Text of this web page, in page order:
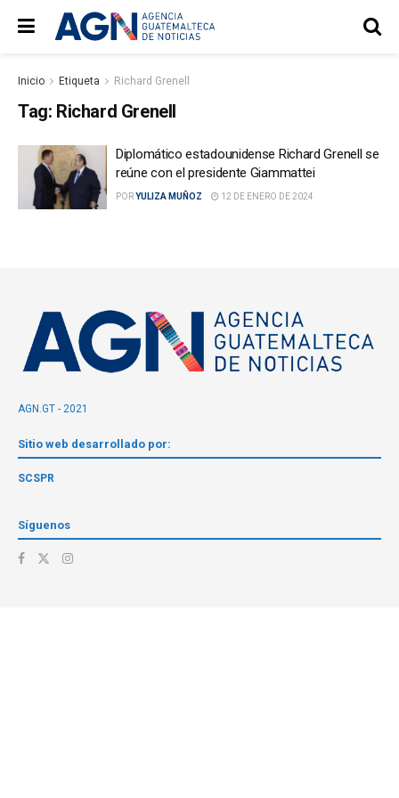
Inicio Etiqueta Richard Grenell
Tag: Richard Grenell
Diplomático estadounidense Richard Grenell se
reúne con el presidente Giammattei
PORYULIZA MUÑOZ 12 DE ENERO DE 2024
AGN.GT - 2021
Sitio web desarrollado por:
SCSPR
Síguenos